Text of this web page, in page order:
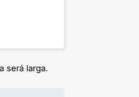
será larga.